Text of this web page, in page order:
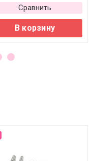
Сравнить
В корзину